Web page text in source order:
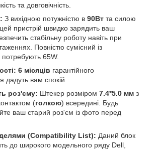
та довговічність.
З вихідною потужністю в 90Вт та силою
, цей пристрій швидко зарядить ваш
стабільну роботу навіть при
Повністю сумісний із
65W.
6 місяців гарантійного
дадуть вам спокій.
роз'єму: Штекер розміром 7.4*5.0 мм з
(голкою) всередині. Будь
ваш старий роз'єм із фото перед
(Compatibility List): Даний блок
до широкого модельного ряду Dell,